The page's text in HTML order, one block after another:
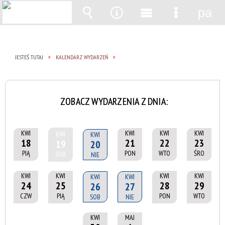
JESTEŚ TUTAJ KALENDARZ WYDARZEŃ
ZOBACZ WYDARZENIA Z DNIA:
KWI
18
PIĄ
KWI
19
SOB
KWI
20
NIE
KWI
21
PON
KWI
22
WTO
KWI
23
ŚRO
KWI
24
CZW
KWI
25
PIĄ
KWI
26
SOB
KWI
27
NIE
KWI
28
PON
KWI
29
WTO
KWI MAJ
Wyszukiwarka
Narzędzia
MenuMenu